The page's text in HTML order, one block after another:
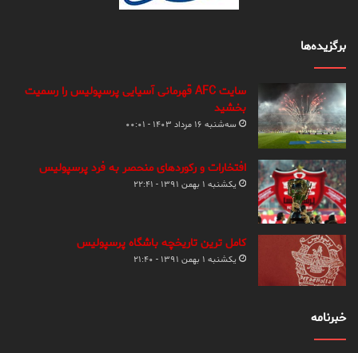
برگزیده‌ها
سایت AFC قهرمانی آسیایی پرسپولیس را رسمیت
بخشید
سه‌شنبه ۱۶ مرداد ۱۴۰۳ - ۰۰:۰۱
افتخارات و رکوردهای منحصر به فرد پرسپولیس
یکشنبه ۱ بهمن ۱۳۹۱ - ۲۲:۴۱
کامل ترین تاریخچه باشگاه پرسپولیس
یکشنبه ۱ بهمن ۱۳۹۱ - ۲۱:۴۰
خبرنامه